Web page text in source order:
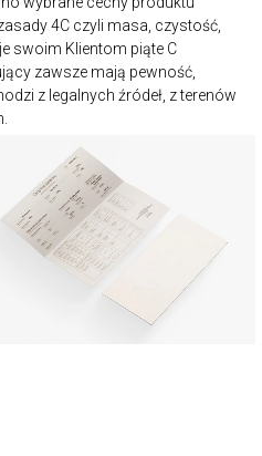
4C czyli masa, czystość,
swoim Klientom piąte C
zawsze mają pewność,
z legalnych źródeł, z terenów